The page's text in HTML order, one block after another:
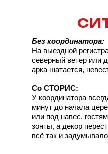
Без координатора:
На выездной
северный ветер или
арка шатается,
Со СТОРИС:
У координатора
минут до начала
или под навес,
зонты, а декор
всё так и